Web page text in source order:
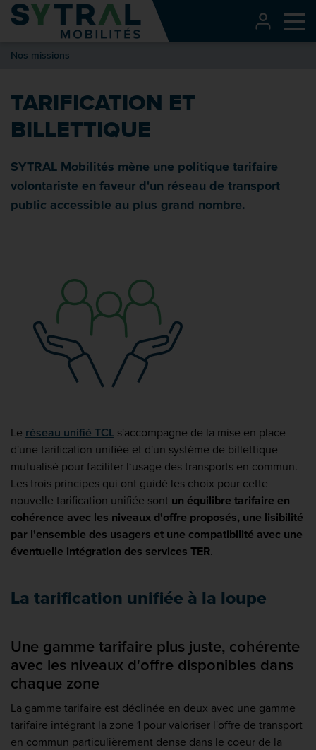
Contenu
Entête de page
Nos missions
TARIFICATION ET
BILLETTIQUE
SYTRAL Mobilités mène une politique tarifaire
volontariste en faveur d'un réseau de transport
public accessible au plus grand nombre.
Le réseau unifié TCL s'accompagne de la mise en place
d'une tarification unifiée et d'un système de billettique
mutualisé pour faciliter l‘usage des transports en commun.
Les trois principes qui ont guidé les choix pour cette
nouvelle tarification unifiée sont un équilibre tarifaire en
cohérence avec les niveaux d'offre proposés, une lisibilité
par l'ensemble des usagers et une compatibilité avec une
éventuelle intégration des services TER.
La tarification unifiée à la loupe
Une gamme tarifaire plus juste, cohérente
avec les niveaux d'offre disponibles dans
chaque zone
La gamme tarifaire est déclinée en deux avec une gamme
tarifaire intégrant la zone 1 pour valoriser l'offre de transport
en commun particulièrement dense dans le coeur de la